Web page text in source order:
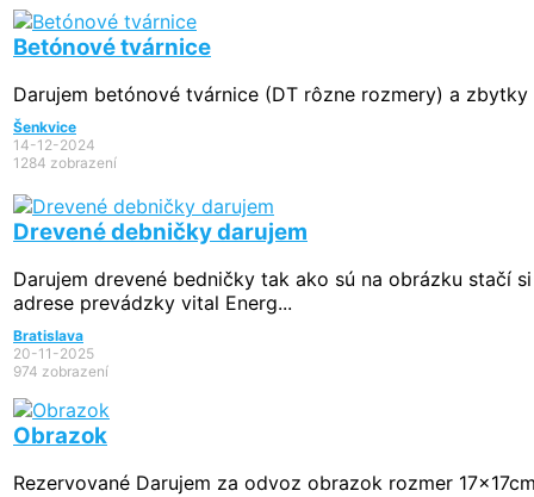
Betónové tvárnice
Darujem betónové tvárnice (DT rôzne rozmery) a
Šenkvice
14-12-2024
1284 zobrazení
Drevené debničky darujem
Darujem drevené bedničky tak ako sú na obrázku stačí
adrese prevádzky vital Energ...
Bratislava
20-11-2025
974 zobrazení
Obrazok
Rezervované Darujem za odvoz obrazok rozmer